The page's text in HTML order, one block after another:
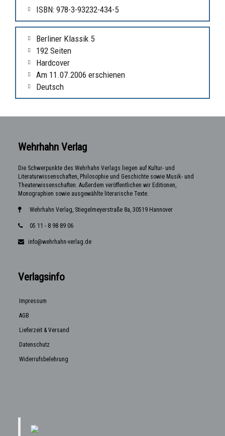
ISBN: 978-3-93232-434-5
Berliner Klassik 5
192 Seiten
Hardcover
Am 11.07.2006 erschienen
Deutsch
Wehrhahn Verlag
Die Schwerpunkte des Wehrhahn Verlags liegen auf Kultur- und
Literaturwissenschaften, Philosophie und Geschichte sowie Musik- und
Theaterwissenschaften. Außerdem veröffentlichen wir Editionen,
Monographien sowie ausgewählte literarische Texte.
Wehrhahn Verlag, Stiegelmeyerstraße 8a, 30519 Hannover
05 11 - 8 98 89 06
info@wehrhahn-verlag.de
Verlagsinfo
Impressum
AGB
Lieferzeit & Versand
Datenschutz
Widerrufsbelehrung